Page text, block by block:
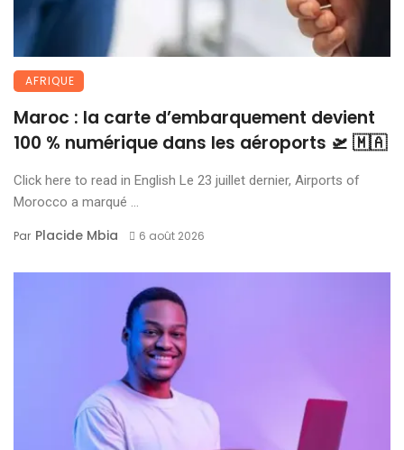
AFRIQUE
Maroc : la carte d’embarquement devient
100 % numérique dans les aéroports 🛫 🇲🇦
Click here to read in English Le 23 juillet dernier, Airports of
Morocco a marqué ...
Par Placide Mbia 6 août 2026